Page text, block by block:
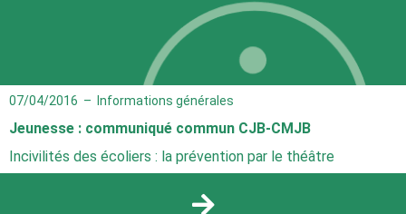
07/04/2016 – Informations générales
Jeunesse : communiqué commun CJB-CMJB
Incivilités des écoliers : la prévention par le théâtre